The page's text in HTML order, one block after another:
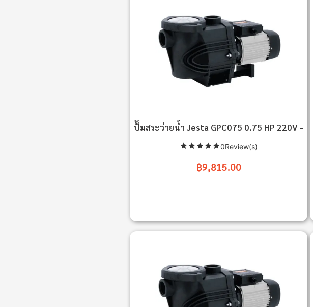
ปั๊มสระว่ายน้ำ Jesta GPC075 0.75 HP 220V -
0Review(s)
฿9,815.00